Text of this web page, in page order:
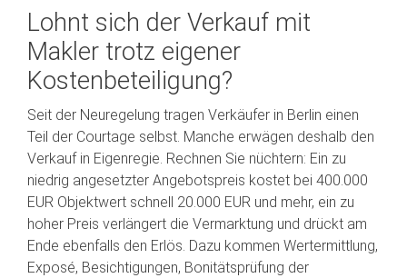
Lohnt sich der Verkauf mit
Makler trotz eigener
Kostenbeteiligung?
Seit der Neuregelung tragen Verkäufer in Berlin einen
Teil der Courtage selbst. Manche erwägen deshalb den
Verkauf in Eigenregie. Rechnen Sie nüchtern: Ein zu
niedrig angesetzter Angebotspreis kostet bei 400.000
EUR Objektwert schnell 20.000 EUR und mehr, ein zu
hoher Preis verlängert die Vermarktung und drückt am
Ende ebenfalls den Erlös. Dazu kommen Wertermittlung,
Exposé, Besichtigungen, Bonitätsprüfung der